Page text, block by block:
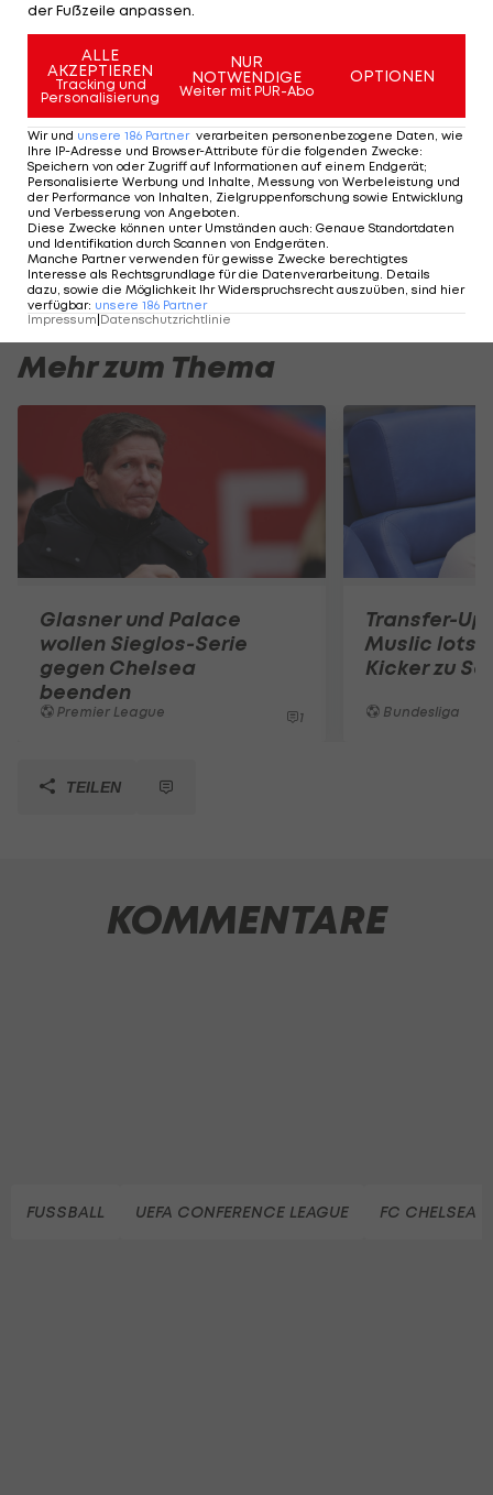
Enzo Crivelli
Torspektakel sichert
ÖFB-Legionären
Conference-League-
Platz
Conference League
Mehr zum Thema
Glasner und Palace
wollen Sieglos-Serie
gegen Chelsea
beenden
Premier League 1
Transfer-
Muslic lotst
Kicker zu
Bundesliga
TEILEN
KOMMENTARE
FUSSBALL UEFA CONFERENCE LEAGUE FC CHELSEA
der Fußzeile anpassen.
ALLE
AKZEPTIEREN
Tracking und
Personalisierung
NUR
NOTWENDIGE
Weiter mit PUR-Abo
OPTIONEN
Wir und unsere 186 Partner verarbeiten personenbezogene Daten, wie
Ihre IP-Adresse und Browser-Attribute für die folgenden Zwecke:
Speichern von oder Zugriff auf Informationen auf einem Endgerät;
Personalisierte Werbung und Inhalte, Messung von Werbeleistung und
der Performance von Inhalten, Zielgruppenforschung sowie Entwicklung
und Verbesserung von Angeboten.
Diese Zwecke können unter Umständen auch: Genaue Standortdaten
und Identifikation durch Scannen von Endgeräten.
Manche Partner verwenden für gewisse Zwecke berechtigtes
Interesse als Rechtsgrundlage für die Datenverarbeitung. Details
dazu, sowie die Möglichkeit Ihr Widerspruchsrecht auszuüben, sind hier
verfügbar: unsere 186 Partner
Impressum Datenschutzrichtlinie